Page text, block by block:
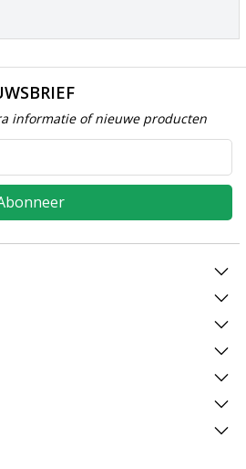
informatie of nieuwe producten